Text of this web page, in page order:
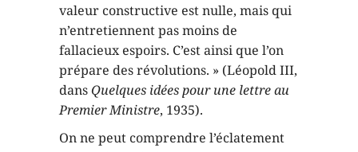
valeur constructive est nulle, mais qui
n’entretiennent pas moins de
fallacieux espoirs. C’est ainsi que l’on
prépare des révolutions. » (Léopold III,
dansQuelques idées pour une lettre au
Premier Ministre, 1935).
On ne peut comprendre l’éclatement